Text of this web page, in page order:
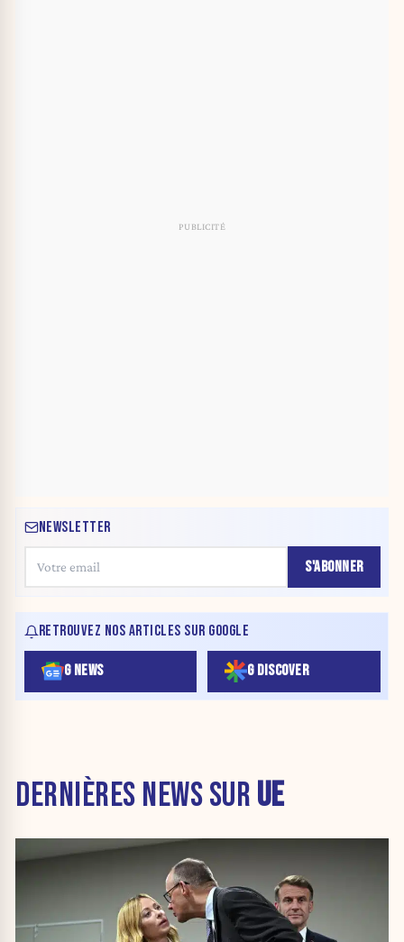
NEWSLETTER
S'ABONNER
RETROUVEZ NOS ARTICLES SUR GOOGLE
G NEWS G DISCOVER
DERNIÈRES NEWS SUR UE